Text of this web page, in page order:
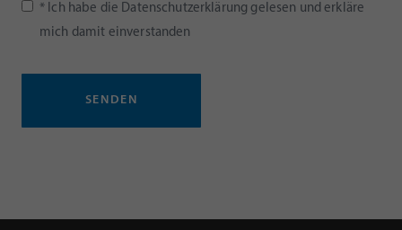
* Ich habe die Datenschutzerklärung gelesen und erkläre
mich damit einverstanden
SENDEN